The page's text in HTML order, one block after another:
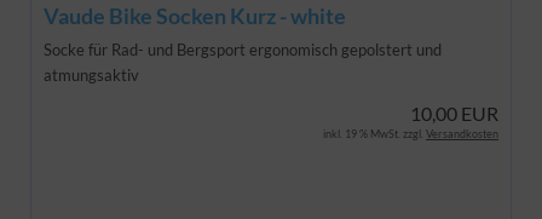
Vaude Bike Socken Kurz - white
Socke für Rad- und Bergsport ergonomisch gepolstert und
atmungsaktiv
10,00 EUR
inkl. 19 % MwSt. zzgl. Versandkosten